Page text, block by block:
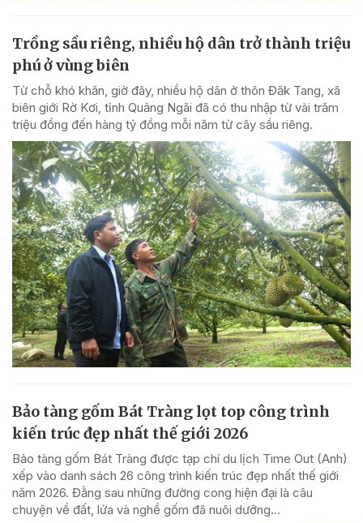
Trồng sầu riêng, nhiều hộ dân trở thành triệu
phú ở vùng biên
Từ chỗ khó khăn, giờ đây, nhiều hộ dân ở thôn Đăk Tang, xã
biên giới Rờ Kơi, tỉnh Quảng Ngãi đã có thu nhập từ vài trăm
triệu đồng đến hàng tỷ đồng mỗi năm từ cây sầu riêng.
Bảo tàng gốm Bát Tràng lọt top công trình
kiến trúc đẹp nhất thế giới 2026
Bảo tàng gốm Bát Tràng được tạp chí du lịch Time Out (Anh)
xếp vào danh sách 26 công trình kiến trúc đẹp nhất thế giới
năm 2026. Đằng sau những đường cong hiện đại là câu
chuyện về đất, lửa và nghề gốm đã nuôi dưỡng...